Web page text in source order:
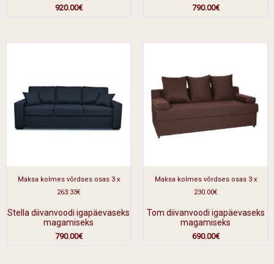
920.00€ 790.00€
Maksa kolmes võrdses osas 3 x
263.33€
Stella diivanvoodi igapäevaseks
magamiseks
790.00€
Maksa kolmes võrdses osas 3 x
230.00€
Tom diivanvoodi igapäevaseks
magamiseks
690.00€